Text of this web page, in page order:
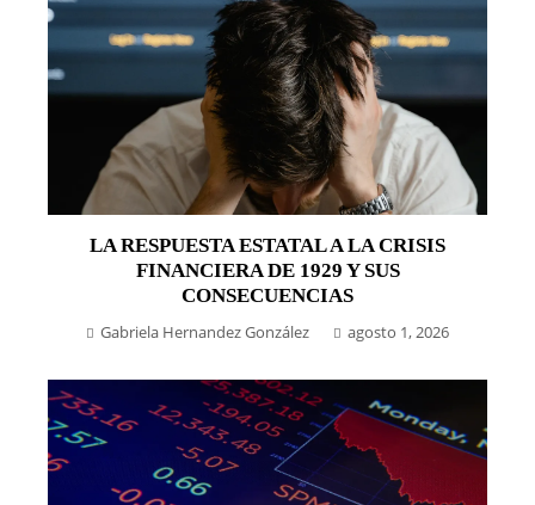
LA RESPUESTA ESTATAL A LA CRISIS
FINANCIERA DE 1929 Y SUS
CONSECUENCIAS
Gabriela Hernandez González agosto 1, 2026